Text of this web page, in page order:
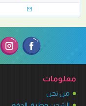
معلومات
من نحن